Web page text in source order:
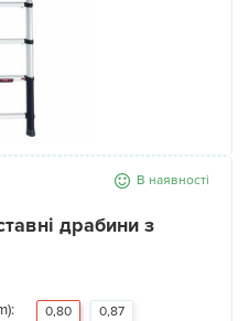
В наявності
драбини з
0,80 0,87